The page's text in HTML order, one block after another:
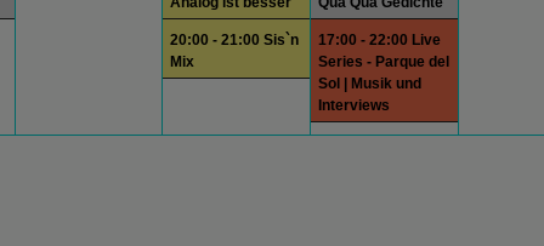
20:00 - 21:00 Sis`n
Mix
17:00 - 22:00 Live
Series - Parque del
Sol | Musik und
Interviews